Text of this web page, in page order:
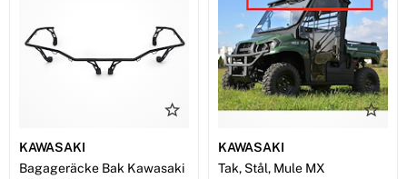
KAWASAKI
Bagageräcke Bak Kawasaki
KAWASAKI
Tak, Stål, Mule MX